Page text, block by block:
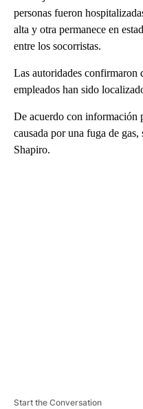
personas fueron
alta y otra permanece en
entre los socorristas.
Las autoridades confirmaron
empleados han sido
De acuerdo con información
causada por una fuga de
Shapiro.
Start the Conversation